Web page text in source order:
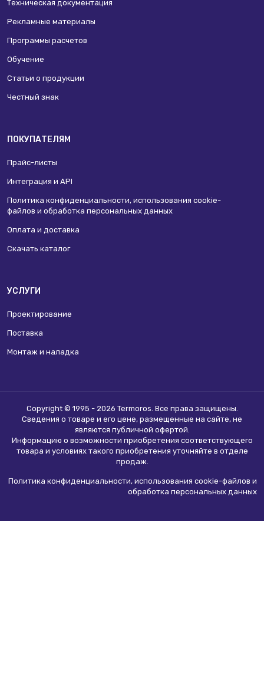
Техническая документация
Рекламные материалы
Программы расчетов
Обучение
Статьи о продукции
Честный знак
ПОКУПАТЕЛЯМ
Прайс-листы
Интеграция и API
Политика конфиденциальности, использования сookie-
файлов и обработка персональных данных
Оплата и доставка
Скачать каталог
УСЛУГИ
Проектирование
Поставка
Монтаж и наладка
Copyright © 1995 - 2026 Termoros. Все права защищены.
Сведения о товаре и его цене, размещенные на сайте, не
являются публичной офертой.
Информацию о возможности приобретения соответствующего
товара и условиях такого приобретения уточняйте в отделе
продаж.
Политика конфиденциальности, использования сookie-файлов и
обработка персональных данных